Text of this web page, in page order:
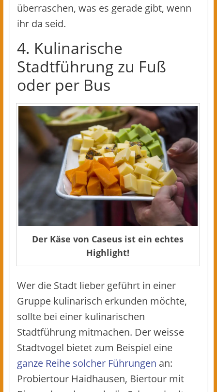
überraschen, was es gerade gibt, wenn
ihr da seid.
4. Kulinarische
Stadtführung zu Fuß
oder per Bus
Der Käse von Caseus ist ein echtes
Highlight!
Wer die Stadt lieber geführt in einer
Gruppe kulinarisch erkunden möchte,
sollte bei einer kulinarischen
Stadtführung mitmachen. Der weisse
Stadtvogel bietet zum Beispiel eine
ganze Reihe solcher Führungen an:
Probiertour Haidhausen, Biertour mit